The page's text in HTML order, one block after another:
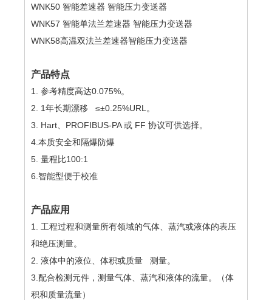
WNK50 智能差速器 智能压力变送器
WNK57 智能单法兰差速器 智能压力变送器
WNK58高温双法兰差速器智能压力变送器
产品特点
1. 参考精度高达0.075%。
2. 1年长期漂移 ≤±0.25%URL。
3. Hart、PROFIBUS-PA 或 FF 协议可供选择。
4.本质安全和隔爆防爆
5. 量程比100:1
6.智能型便于校准
产品应用
1. 工程过程和测量所有领域的气体、蒸汽或液体的表压
和绝压测量。
2. 液体中的液位、体积或质量 测量。
3.配合检测元件，测量气体、蒸汽和液体的流量。（体
积和质量流量）